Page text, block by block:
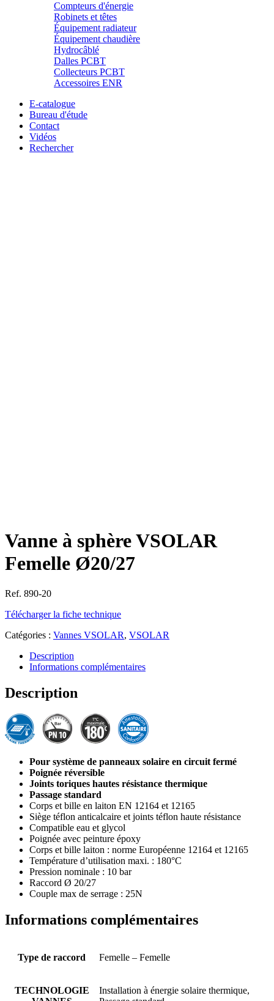
Compteurs d'énergie
Robinets et têtes
Équipement radiateur
Équipement chaudière
Hydrocâblé
Dalles PCBT
Collecteurs PCBT
Accessoires ENR
E-catalogue
Bureau d'étude
Contact
Vidéos
Rechercher
Vanne à sphère VSOLAR
Femelle Ø20/27
Ref. 890-20
Télécharger la fiche technique
Catégories : Vannes VSOLAR, VSOLAR
Description
Informations complémentaires
Description
Pour système de panneaux solaire en circuit fermé
Poignée réversible
Joints toriques hautes résistance thermique
Passage standard
Corps et bille en laiton EN 12164 et 12165
Siège téflon anticalcaire et joints téflon haute résistance
Compatible eau et glycol
Poignée avec peinture époxy
Corps et bille laiton : norme Européenne 12164 et 12165
Température d’utilisation maxi. : 180°C
Pression nominale : 10 bar
Raccord Ø 20/27
Couple max de serrage : 25N
Informations complémentaires
Type de raccord Femelle – Femelle
TECHNOLOGIE
Installation à énergie solaire thermique,